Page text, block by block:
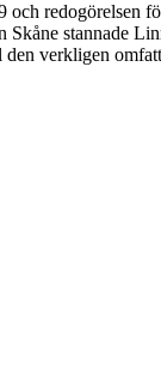
redogörelsen
stannade
verkligen